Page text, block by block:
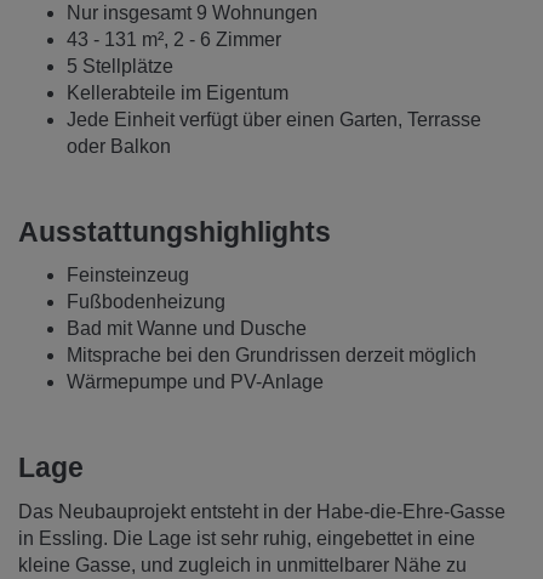
Nur insgesamt 9 Wohnungen
43 - 131 m², 2 - 6 Zimmer
5 Stellplätze
Kellerabteile im Eigentum
Jede Einheit verfügt über einen Garten, Terrasse
oder Balkon
Ausstattungshighlights
Feinsteinzeug
Fußbodenheizung
Bad mit Wanne und Dusche
Mitsprache bei den Grundrissen derzeit möglich
Wärmepumpe und PV-Anlage
Lage
Das Neubauprojekt entsteht in der Habe-die-Ehre-Gasse
in Essling. Die Lage ist sehr ruhig, eingebettet in eine
kleine Gasse, und zugleich in unmittelbarer Nähe zu